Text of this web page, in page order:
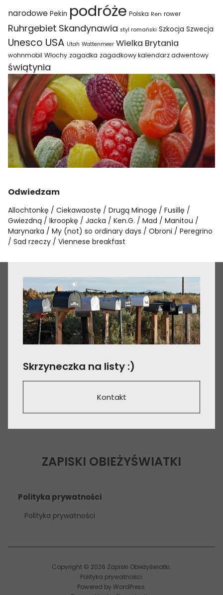
narodowe Pekin podróże Polska Ren rower
Ruhrgebiet Skandynawia styl romański Szkocja Szwecja
Unesco USA Utah Wattenmeer Wielka Brytania
wohnmobil Włochy zagadka zagadkowy kalendarz adwentowy
świątynia
Odwiedzam
Allochtonkę Ciekawaostę Drugą Minogę
Fusillę
Gwiezdną
Ikroopkę Jacka Ken.G. Mad
Manitou
Marynarka
My (not) so ordinary days Obroni
Peregrino
Sad rzeczy
Viennese breakfast
Skrzyneczka na listy :)
Kontakt
ZAPISKI OBIEŻYŚWIATKI
Polityka prywatności
Polityka prywatności
Copyright © 2026 Zapiski Obieżyświatki
Polityka prywatności
Powered by WordPress